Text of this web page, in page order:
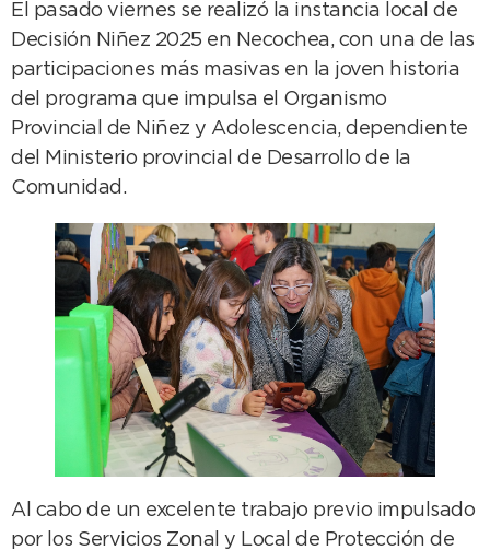
El pasado viernes se realizó la instancia local de
Decisión Niñez 2025 en Necochea, con una de las
participaciones más masivas en la joven historia
del programa que impulsa el Organismo
Provincial de Niñez y Adolescencia, dependiente
del Ministerio provincial de Desarrollo de la
Comunidad.
Al cabo de un excelente trabajo previo impulsado
por los Servicios Zonal y Local de Protección de